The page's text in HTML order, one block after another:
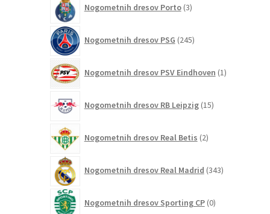
Nogometnih dresov Porto 3izdelki
Nogometnih dresov PSG 245izdelkov
Nogometnih dresov PSV Eindhoven 1izdelek
Nogometnih dresov RB Leipzig 15izdelkov
Nogometnih dresov Real Betis 2izdelka
Nogometnih dresov Real Madrid 343izdelkov
Nogometnih dresov Sporting CP 0izdelkov